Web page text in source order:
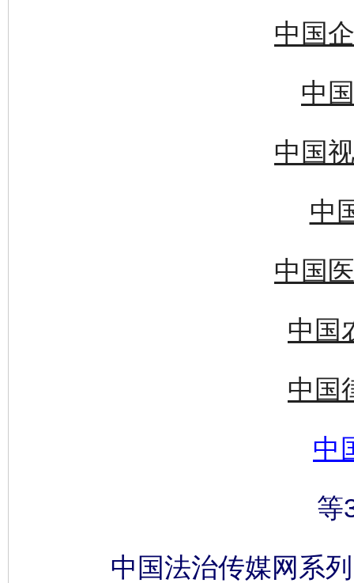
中国
中
中国
中
中国
中国
中国
中
等
中国法治传媒网系列